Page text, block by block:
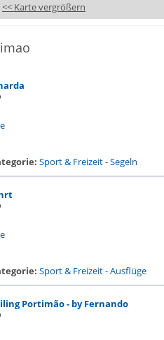
<< Karte vergrößern
Sport & Freizeit-Segeln
Sport & Freizeit-Ausflüge
Portimão - by Fernando